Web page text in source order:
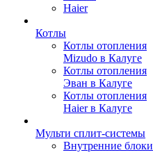
Haier
Котлы
Котлы отопления
Mizudo в Калуге
Котлы отопления
Эван в Калуге
Котлы отопления
Haier в Калуге
Мульти сплит-системы
Внутренние блоки